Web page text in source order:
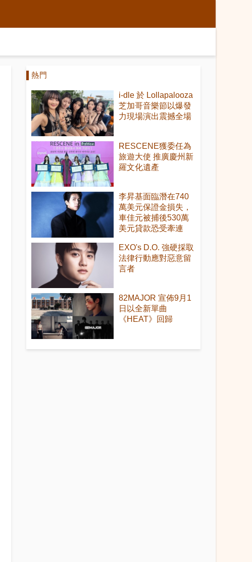
熱門
i-dle 於 Lollapalooza
芝加哥音樂節以爆發
力現場演出震撼全場
RESCENE獲委任為
旅遊大使 推廣慶州新
羅文化遺產
李昇基面臨潛在740
萬美元保證金損失，
車佳元被捕後530萬
美元貸款恐受牽連
EXO's D.O. 強硬採取
法律行動應對惡意留
言者
82MAJOR 宣佈9月1
日以全新單曲
《HEAT》回歸